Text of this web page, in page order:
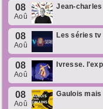
08
Aoû
Jean-
08
Aoû
Les séries
08
Aoû
Ivresse.
08
Aoû
Gaulois